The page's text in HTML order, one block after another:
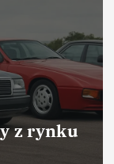
z rynku